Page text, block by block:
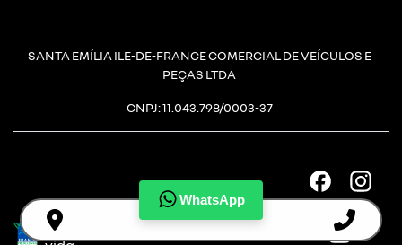
WhatsApp
SANTA EMÍLIA ILE-DE-FRANCE COMERCIAL DE VEÍCULOS E
PEÇAS LTDA
CNPJ: 11.043.798/0003-37
Desacelere. Seu bem maior é a